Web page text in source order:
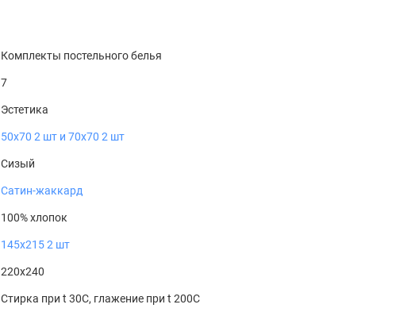
Комплекты постельного белья
7
Эстетика
50х70 2 шт и 70х70 2 шт
Сизый
Сатин-жаккард
100% хлопок
145х215 2 шт
220х240
Стирка при t 30С, глажение при t 200С